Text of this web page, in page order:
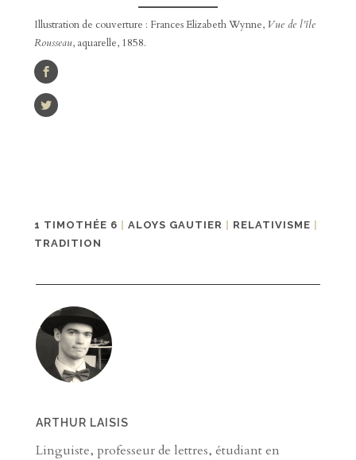
Illustration de couverture : Frances Elizabeth Wynne, Vue de l’île
Rousseau, aquarelle, 1858.
1 TIMOTHÉE 6 ALOYS GAUTIER RELATIVISME
TRADITION
ARTHUR LAISIS
Linguiste, professeur de lettres, étudiant en